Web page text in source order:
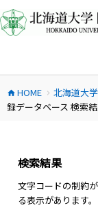
ン
テ
ス
キ
home HOME chevron_right 北海道大
録データベース 検索
検索結果
文字コードの制約
る表示があります